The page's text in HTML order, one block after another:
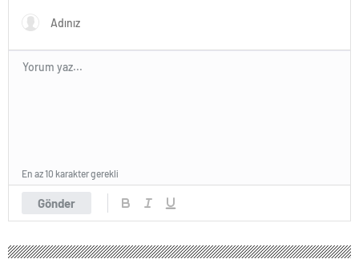
Gönder
En az 10 karakter gerekli